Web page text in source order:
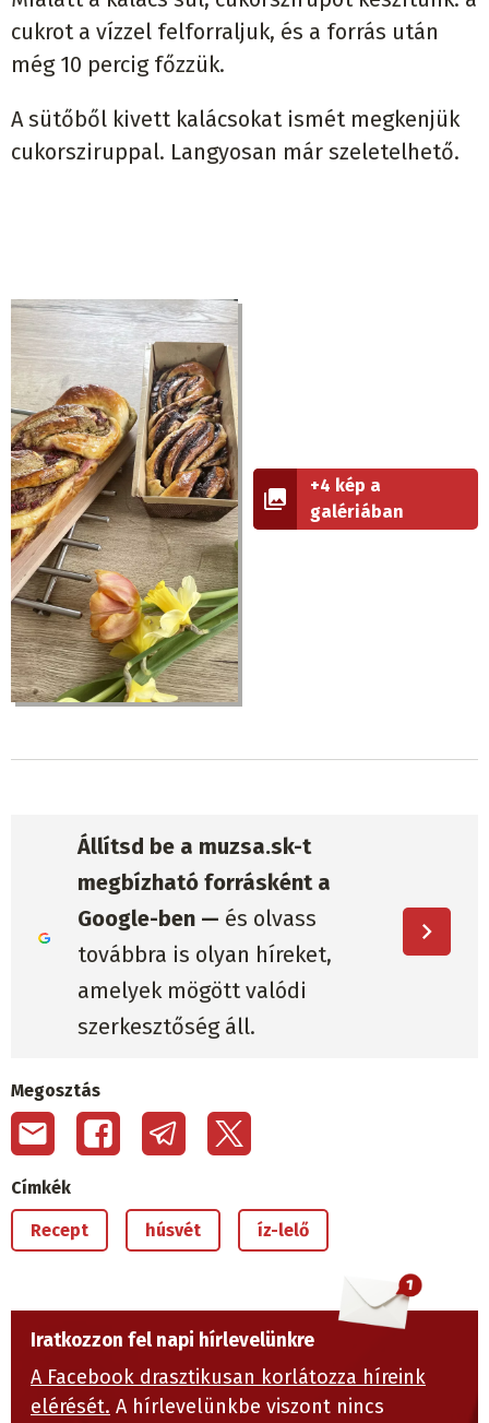
cukrot a vízzel felforraljuk, és a forrás után
még 10 percig főzzük.
A sütőből kivett kalácsokat ismét megkenjük
cukorsziruppal. Langyosan már szeletelhető.
+4 kép a
galériában
Állítsd be a muzsa.sk-t
megbízható forrásként a
Google-ben — és olvass
továbbra is olyan híreket,
amelyek mögött valódi
szerkesztőség áll.
Megosztás
Címkék
Recept húsvét íz-lelő
Iratkozzon fel napi hírlevelünkre
A Facebook drasztikusan korlátozza híreink
elérését. A hírlevelünkbe viszont nincs